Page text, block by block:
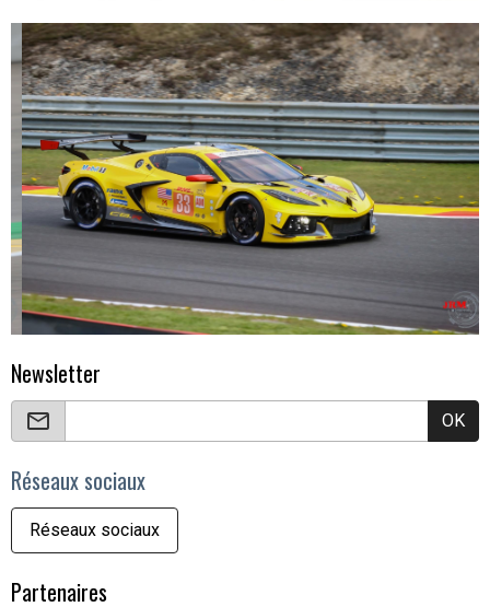
Newsletter
OK
Réseaux sociaux
Réseaux sociaux
Partenaires